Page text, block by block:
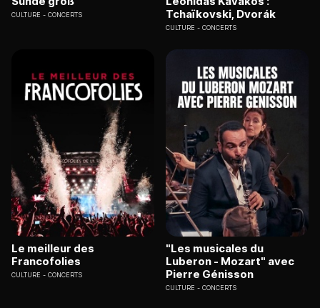
CULTURE CONCERTS
Tchaïkovski, Dvorák
CULTURE CONCERTS
Le meilleur des
Francofolies
CULTURE CONCERTS
"Les musicales du
Luberon - Mozart" avec
Pierre Génisson
CULTURE CONCERTS